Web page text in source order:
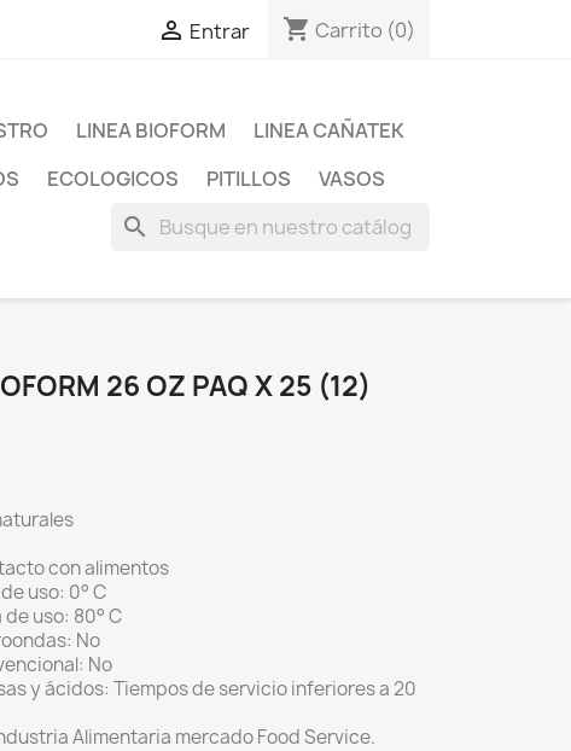
 Entrar shopping_cart Carrito (0)
LINEA BIOFORM
LINEA CAÑATEK
ECOLOGICOS PITILLOS VASOS
search
26 OZ PAQ X 25 (12)
con alimentos
uso: 0° C
uso: 80° C
No
No
y ácidos: Tiempos de servicio inferiores a 20
Alimentaria mercado Food Service.